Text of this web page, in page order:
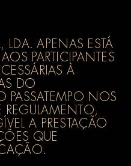
LDA. APENAS ESTÁ
PARTICIPANTES
À
DO
NOS
REGULAMENTO,
A PRESTAÇÃO
QUE